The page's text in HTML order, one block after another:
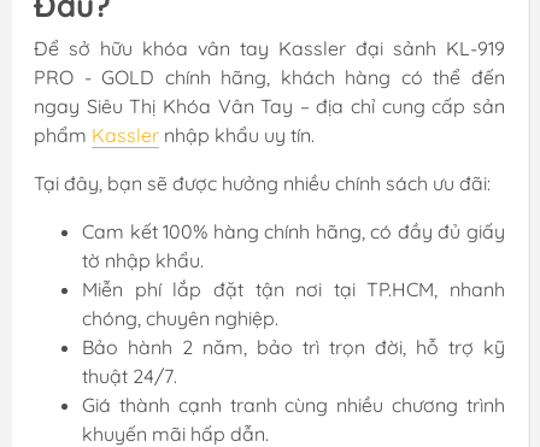
Để sở hữu khóa vân tay Kassler đại sảnh KL-919
PRO - GOLD chính hãng, khách hàng có thể đến
ngay Siêu Thị Khóa Vân Tay – địa chỉ cung cấp sản
phẩm Kassler nhập khẩu uy tín.
Tại đây, bạn sẽ được hưởng nhiều chính sách ưu đãi:
Cam kết 100% hàng chính hãng, có đầy đủ giấy
tờ nhập khẩu.
Miễn phí lắp đặt tận nơi tại TP.HCM, nhanh
chóng, chuyên nghiệp.
Bảo hành 2 năm, bảo trì trọn đời, hỗ trợ kỹ
thuật 24/7.
Giá thành cạnh tranh cùng nhiều chương trình
khuyến mãi hấp dẫn.